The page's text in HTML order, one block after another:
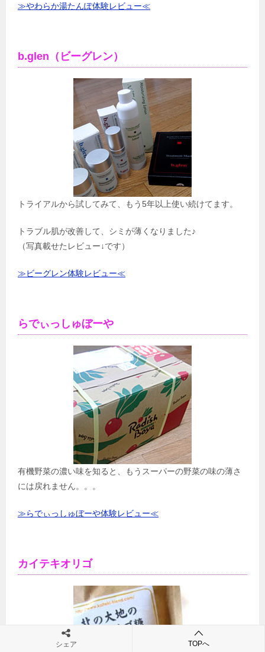
≫やわらか湯たんぽ体験レビュー≪
b.glen（ビーグレン）
トライアルから試してみて、もう5年以上使い続けてます。
トラブル肌が改善して、シミが薄くなりました♪
（写真載せたレビュー↓です）
≫ビーグレン体験レビュー≪
らでぃっしゅぼーや
有機野菜の濃い味を知ると、もうスーパーの野菜の味の薄さ
には戻れません。。。
≫らでぃっしゅぼーや体験レビュー≪
カイテキオリゴ
シェア TOPへ